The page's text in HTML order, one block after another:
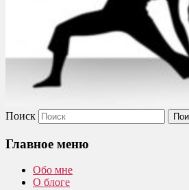
Поиск
Главное меню
Обо мне
О блоге